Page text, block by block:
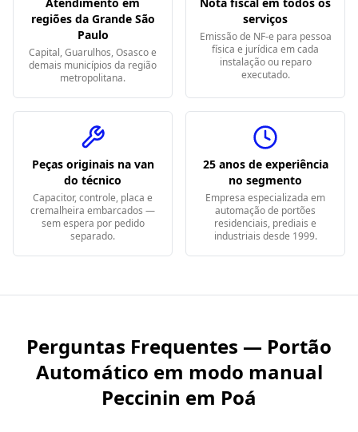
Atendimento em
regiões da Grande São
Paulo
Capital, Guarulhos, Osasco e
demais municípios da região
metropolitana.
Nota fiscal em todos os
serviços
Emissão de NF-e para pessoa
física e jurídica em cada
instalação ou reparo
executado.
Peças originais na van
do técnico
Capacitor, controle, placa e
cremalheira embarcados —
sem espera por pedido
separado.
25 anos de experiência
no segmento
Empresa especializada em
automação de portões
residenciais, prediais e
industriais desde 1999.
Perguntas Frequentes — Portão
Automático em modo manual
Peccinin em Poá